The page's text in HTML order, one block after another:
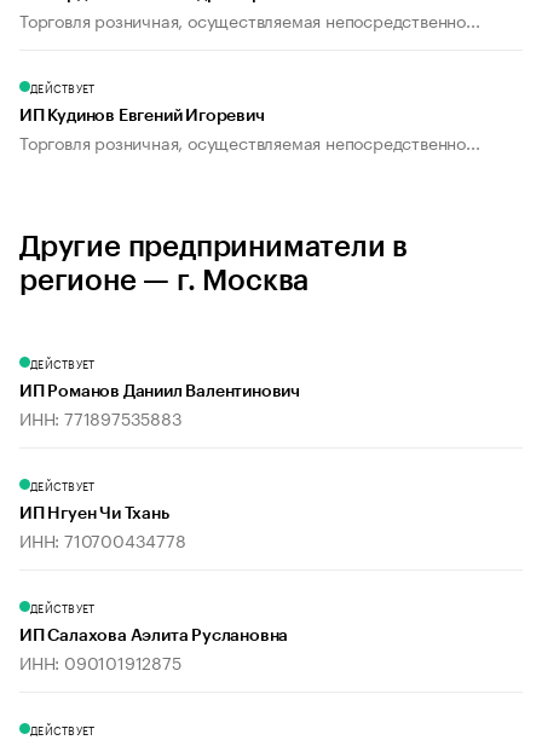
Торговля розничная, осуществляемая непосредственно...
ДЕЙСТВУЕТ
ИП Кудинов Евгений Игоревич
Торговля розничная, осуществляемая непосредственно...
Другие предприниматели в
регионе — г. Москва
ДЕЙСТВУЕТ
ИП Романов Даниил Валентинович
ИНН: 771897535883
ДЕЙСТВУЕТ
ИП Нгуен Чи Тхань
ИНН: 710700434778
ДЕЙСТВУЕТ
ИП Салахова Аэлита Руслановна
ИНН: 090101912875
ДЕЙСТВУЕТ